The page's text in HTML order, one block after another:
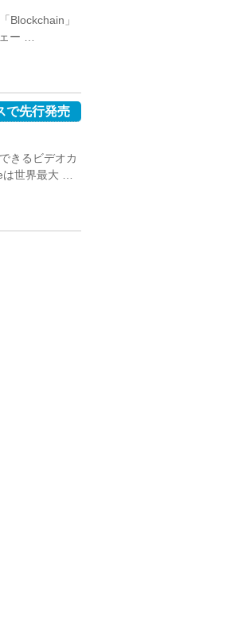
Blockchain」
ー …
で先行発売
きるビデオカ
世界最大 …